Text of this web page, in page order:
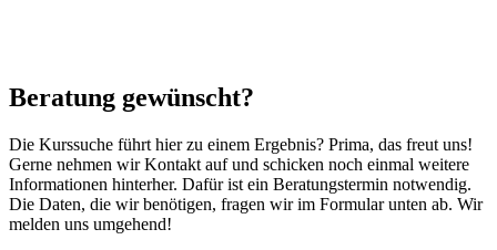
Beratung gewünscht?
Die Kurssuche führt hier zu einem Ergebnis? Prima, das freut uns!
Gerne nehmen wir Kontakt auf und schicken noch einmal weitere
Informationen hinterher. Dafür ist ein Beratungstermin notwendig.
Die Daten, die wir benötigen, fragen wir im Formular unten ab. Wir
melden uns umgehend!